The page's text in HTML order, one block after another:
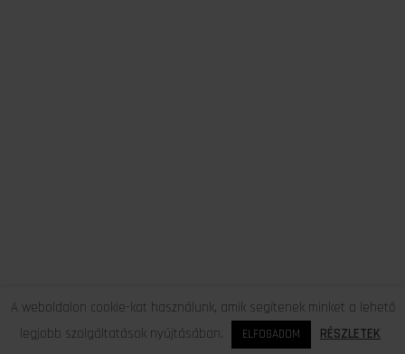
A weboldalon cookie-kat használunk, amik segítenek minket a lehető
legjobb szolgáltatások nyújtásában.
ELFOGADOM RÉSZLETEK